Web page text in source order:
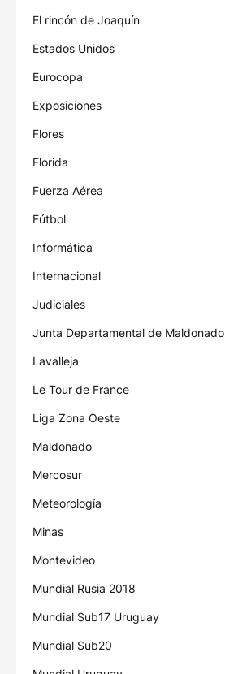
El rincón de Joaquín
Estados Unidos
Eurocopa
Exposiciones
Flores
Florida
Fuerza Aérea
Fútbol
Informática
Internacional
Judiciales
Junta Departamental de Maldonado
Lavalleja
Le Tour de France
Liga Zona Oeste
Maldonado
Mercosur
Meteorología
Minas
Montevideo
Mundial Rusia 2018
Mundial Sub17 Uruguay
Mundial Sub20